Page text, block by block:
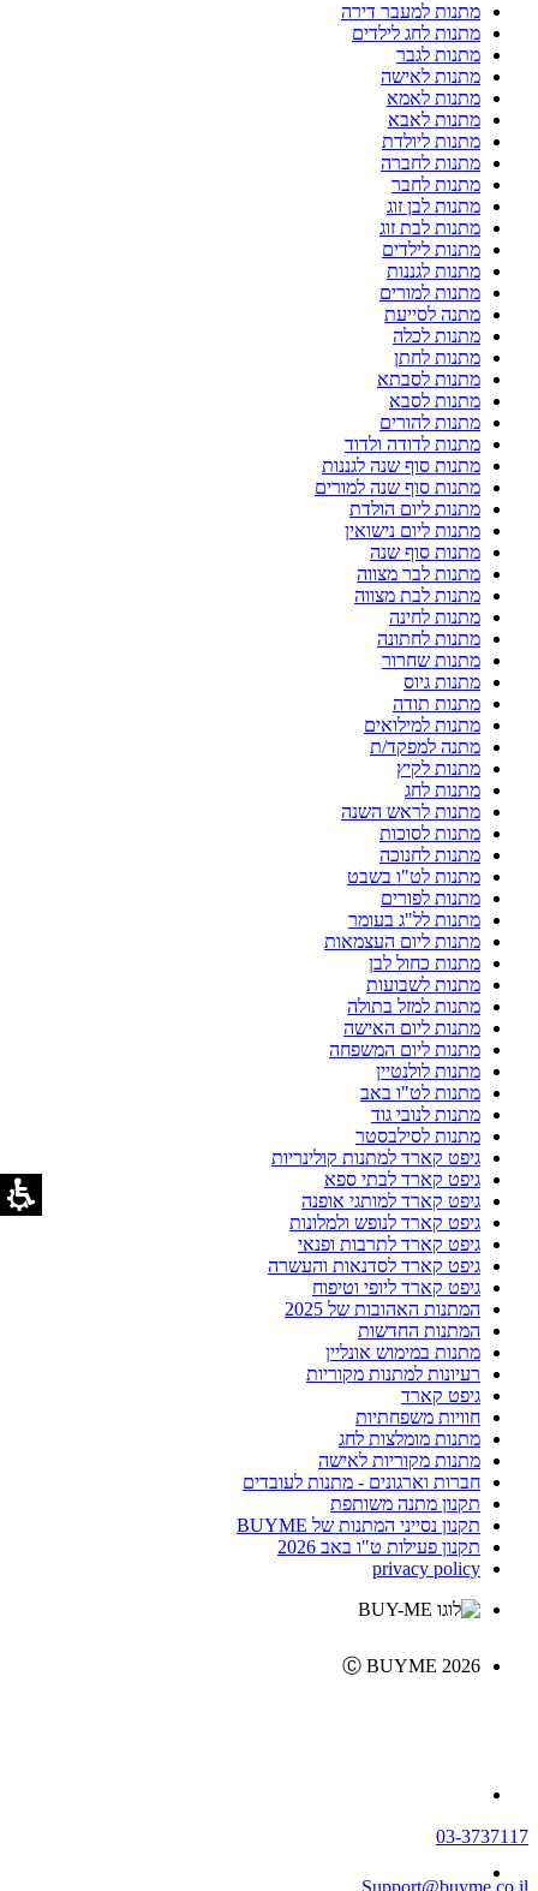
מתנות למעבר דירה
מתנות לחג לילדים
מתנות לגבר
מתנות לאישה
מתנות לאמא
מתנות לאבא
מתנות ליולדת
מתנות לחברה
מתנות לחבר
מתנות לבן זוג
מתנות לבת זוג
מתנות לילדים
מתנות לגננות
מתנות למורים
מתנה לסייעת
מתנות לכלה
מתנות לחתן
מתנות לסבתא
מתנות לסבא
מתנות להורים
מתנות לדודה ולדוד
מתנות סוף שנה לגננות
מתנות סוף שנה למורים
מתנות ליום הולדת
מתנות ליום נישואין
מתנות סוף שנה
מתנות לבר מצווה
מתנות לבת מצווה
מתנות לחינה
מתנות לחתונה
מתנות שחרור
מתנות גיוס
מתנות תודה
מתנות למילואים
מתנה למפקד/ת
מתנות לקיץ
מתנות לחג
מתנות לראש השנה
מתנות לסוכות
מתנות לחנוכה
מתנות לט"ו בשבט
מתנות לפורים
מתנות לל"ג בעומר
מתנות ליום העצמאות
מתנות כחול לבן
מתנות לשבועות
מתנות למזל בתולה
מתנות ליום האישה
מתנות ליום המשפחה
מתנות לולנטיין
מתנות לט"ו באב
מתנות לנובי גוד
מתנות לסילבסטר
גיפט קארד למתנות קולינריות
גיפט קארד לבתי ספא
גיפט קארד למותגי אופנה
גיפט קארד לנופש ולמלונות
גיפט קארד לתרבות ופנאי
גיפט קארד לסדנאות והעשרה
גיפט קארד ליופי וטיפוח
המתנות האהובות של 2025
המתנות החדשות
מתנות במימוש אונליין
רעיונות למתנות מקוריות
גיפט קארד
חוויות משפחתיות
מתנות מומלצות לחג
מתנות מקוריות לאישה
חברות וארגונים - מתנות לעובדים
תקנון מתנה משותפת
תקנון נסייני המתנות של BUYME
תקנון פעילות ט"ו באב 2026
privacy policy
Ⓒ BUYME 2026
03-3737117